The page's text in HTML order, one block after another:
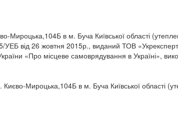
Мироцька,104Б в м. Буча Київської області
від 26 жовтня 2015р., виданий ТОВ
«Про місцеве самоврядування в Україні»,
Мироцька,104Б в м. Буча Київської області